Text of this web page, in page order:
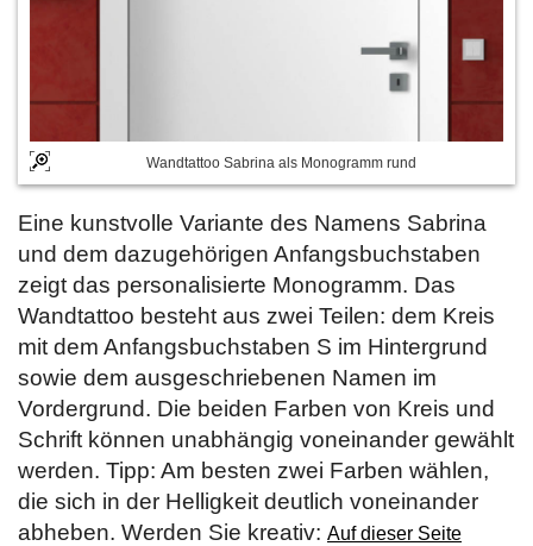
Wandtattoo Sabrina als Monogramm rund
Eine kunstvolle Variante des Namens Sabrina
und dem dazugehörigen Anfangsbuchstaben
zeigt das personalisierte Monogramm. Das
Wandtattoo besteht aus zwei Teilen: dem Kreis
mit dem Anfangsbuchstaben S im Hintergrund
sowie dem ausgeschriebenen Namen im
Vordergrund. Die beiden Farben von Kreis und
Schrift können unabhängig voneinander gewählt
werden. Tipp: Am besten zwei Farben wählen,
die sich in der Helligkeit deutlich voneinander
abheben. Werden Sie kreativ: Auf dieser Seite